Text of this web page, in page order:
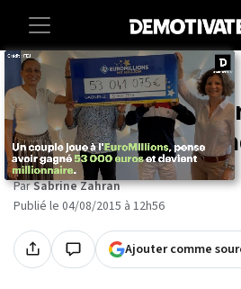
Accueil Insolite Animaux
18 chiens et leur
miniature... Juste
ParSabrine Zahran
Publié le 04/08/2015 à 12h56
Ajouter comme